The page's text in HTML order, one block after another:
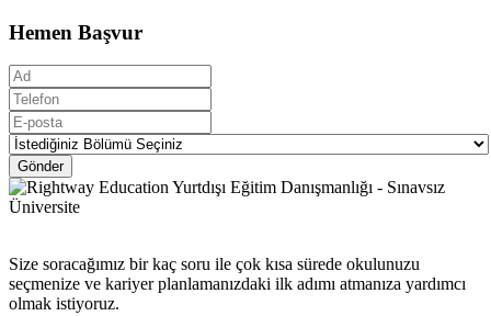
Hemen Başvur
Gönder
Size soracağımız bir kaç soru ile çok kısa sürede okulunuzu
seçmenize ve kariyer planlamanızdaki ilk adımı atmanıza yardımcı
olmak istiyoruz.